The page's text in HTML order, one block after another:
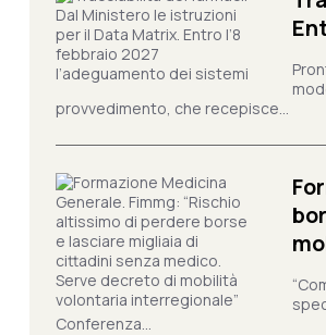
provvedimento, che recepisce...
Conferenza...